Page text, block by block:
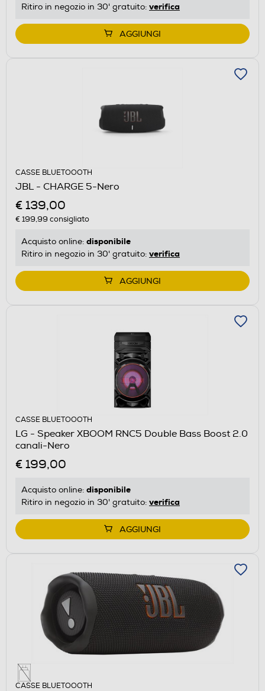
Ritiro in negozio in 30' gratuito: verifica
AGGIUNGI
CASSE BLUETOOOTH
JBL - CHARGE 5-Nero
€ 139,00
€ 199,99 consigliato
Acquisto online: disponibile
Ritiro in negozio in 30' gratuito: verifica
AGGIUNGI
CASSE BLUETOOOTH
LG - Speaker XBOOM RNC5 Double Bass Boost 2.0
canali-Nero
€ 199,00
Acquisto online: disponibile
Ritiro in negozio in 30' gratuito: verifica
AGGIUNGI
CASSE BLUETOOOTH